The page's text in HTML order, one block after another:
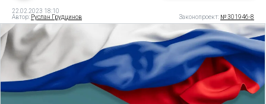
22.02.2023 18:10
Автор: Руслан Грудцинов Законопроект: № 301946-8